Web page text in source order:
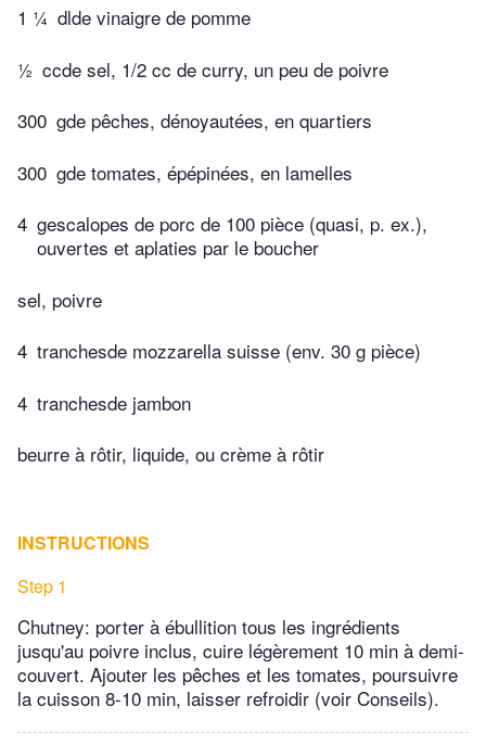
1 ¼ dlde vinaigre de pomme
½ ccde sel, 1/2 cc de curry, un peu de poivre
300 gde pêches, dénoyautées, en quartiers
300 gde tomates, épépinées, en lamelles
4 gescalopes de porc de 100 pièce (quasi, p. ex.),
ouvertes et aplaties par le boucher
sel, poivre
4 tranchesde mozzarella suisse (env. 30 g pièce)
4 tranchesde jambon
beurre à rôtir, liquide, ou crème à rôtir
INSTRUCTIONS
Step 1
Chutney: porter à ébullition tous les ingrédients
jusqu'au poivre inclus, cuire légèrement 10 min à demi-
couvert. Ajouter les pêches et les tomates, poursuivre
la cuisson 8-10 min, laisser refroidir (voir Conseils).